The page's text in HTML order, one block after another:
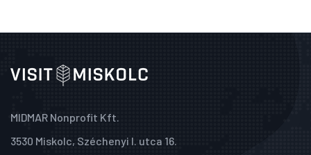
MIDMAR Nonprofit Kft.
3530 Miskolc, Széchenyi I. utca 16.